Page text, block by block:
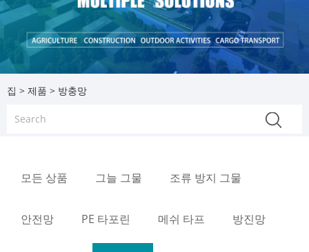
집 > 제품 > 방충망
모든 상품 그늘 그물 조류 방지 그물
안전망 PE 타포린 메쉬 타프 방진망